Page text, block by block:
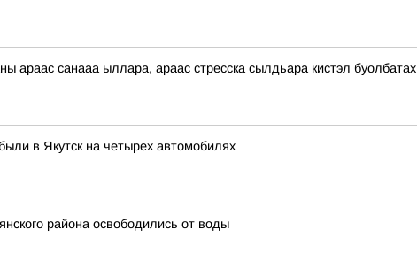
санааа ыллара, араас стресска сылдьара кистэл буолбатах
в Якутск на четырех автомобилях
района освободились от воды